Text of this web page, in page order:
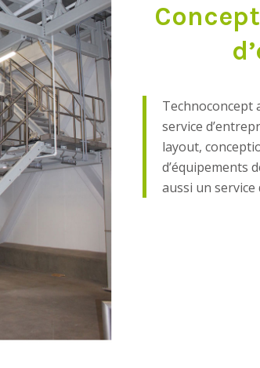
Technoconcept
service
layout,
d’équipements
aussi un